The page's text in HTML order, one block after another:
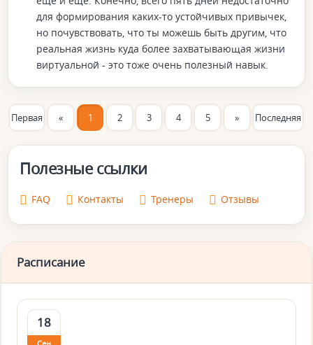
для формирования каких-то устойчивых привычек,
но почувствовать, что ты можешь быть другим, что
реальная жизнь куда более захватывающая жизни
виртуальной - это тоже очень полезный навык.
Первая « 1 2 3 4 5 » Последняя
Полезные ссылки
FAQ Контакты Тренеры Отзывы
Расписание
18